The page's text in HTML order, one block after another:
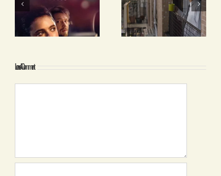
LE MIRACLE ARGENTIN LES VISIONS DE BRANDON
Leave A Comment